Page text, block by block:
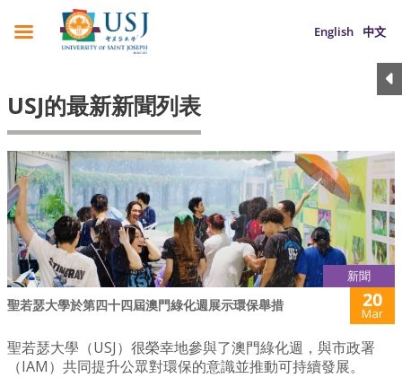
English 中文
USJ的最新新聞列表
新聞
聖若瑟大學於第四十四屆澳門綠化週展示環保舉措 20
Mar
聖若瑟大學（USJ）很榮幸地參與了澳門綠化週，與市政署
（IAM）共同提升公眾對環保的意識並推動可持續發展。